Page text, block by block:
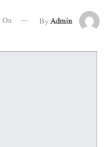
ByAdmin
On